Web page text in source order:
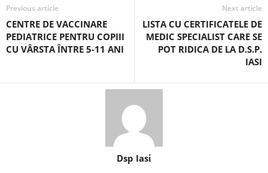
Previous article
CENTRE DE VACCINARE
PEDIATRICE PENTRU COPIII
CU VÂRSTA ÎNTRE 5-11 ANI
Next article
LISTA CU CERTIFICATELE DE
MEDIC SPECIALIST CARE SE
POT RIDICA DE LA D.S.P.
IASI
Dsp Iasi